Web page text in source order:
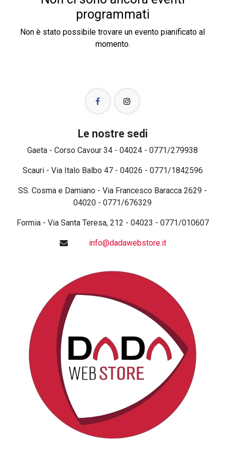
programmati
Non è stato possibile trovare un evento pianificato al
momento.
Le nostre sedi
Gaeta - Corso Cavour 34 - 04024 - 0771/279938
Scauri - Via Italo Balbo 47 - 04026 - 0771/1842596
SS. Cosma e Damiano - Via Francesco Baracca 2629 -
04020 - 0771/676329
Formia - Via Santa Teresa, 212 - 04023 - 0771/010607
info@dadawebstore.it